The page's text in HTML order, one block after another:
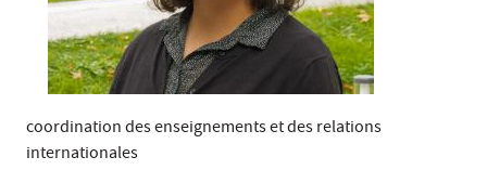
coordination des enseignements et des relations
internationales